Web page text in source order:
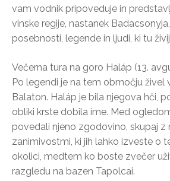
vam vodnik pripoveduje in
vinske regije, nastanek
posebnosti, legende in ljudi, ki tu
Večerna tura na goro Haláp (13.
Po legendi je na tem območju živel
Balaton. Haláp je bila njegova hči,
obliki krste dobila ime. Med
povedali njeno zgodovino, skupaj z
zanimivostmi, ki jih lahko izveste o
okolici, medtem ko boste zvečer
razgledu na bazen Tapolcai.